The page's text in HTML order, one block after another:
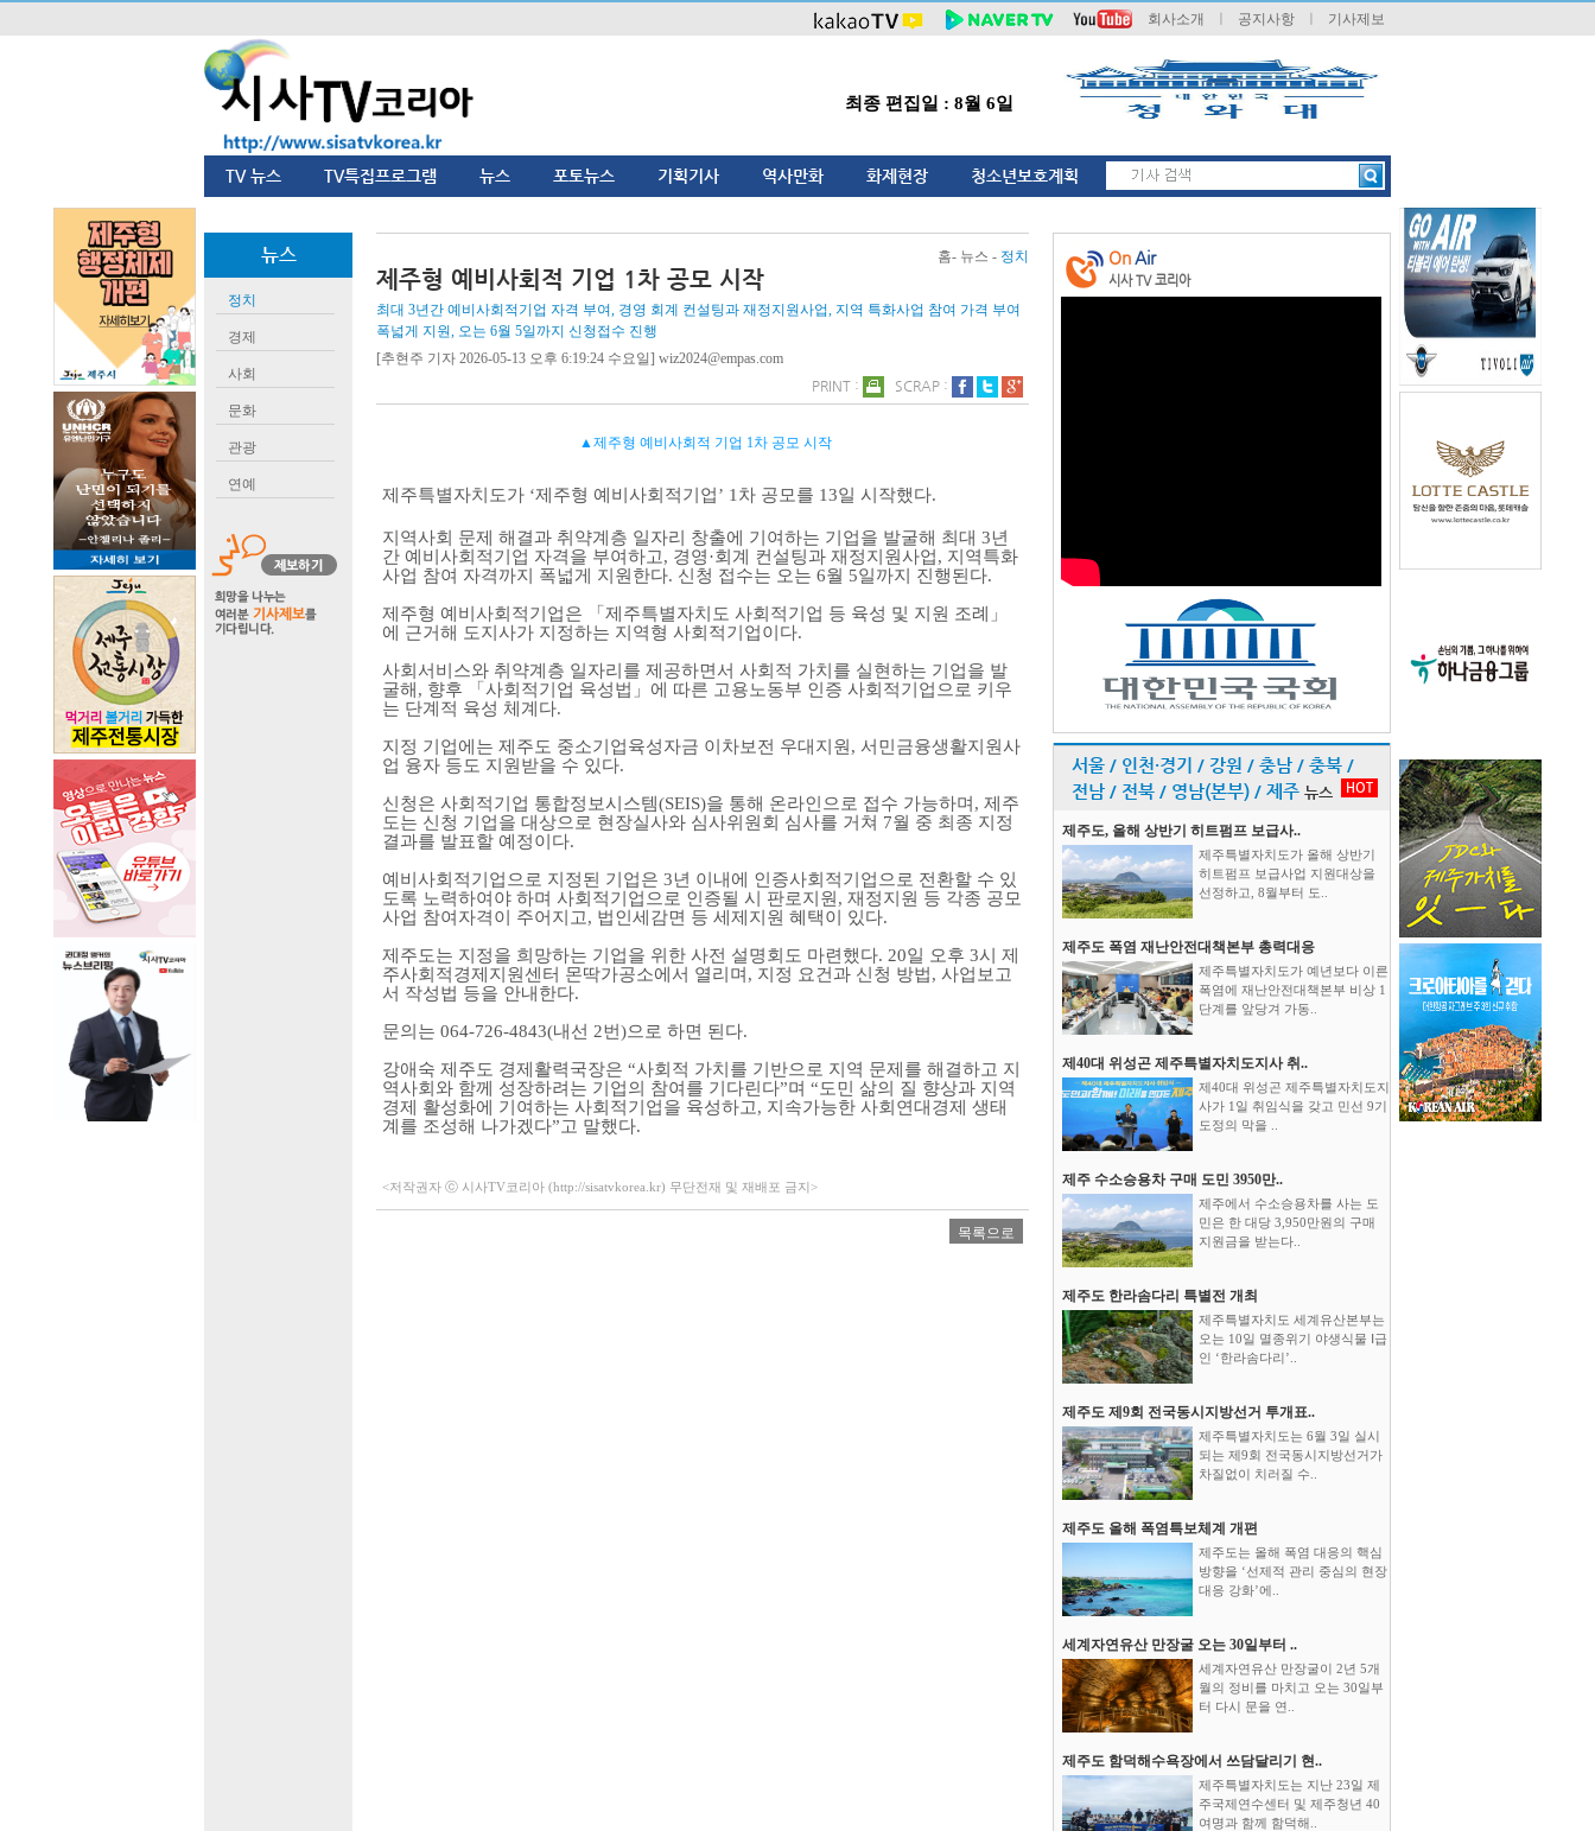
회사소개 공지사항 기사제보
최종 편집일 : 8월 6일
TV 뉴스 TV특집프로그램 뉴스 포토뉴스 기획기사 역사만화 화제현장 청소년보호계획
뉴스
정치
경제
사회
문화
관광
연예
홈- 뉴스 - 정치
제주형 예비사회적 기업 1차 공모 시작
최대 3년간 예비사회적기업 자격 부여, 경영 회계 컨설팅과 재정지원사업, 지역 특화사업 참여 가격 부여
폭넓게 지원, 오는 6월 5일까지 신청접수 진행
[추현주 기자 2026-05-13 오후 6:19:24 수요일] wiz2024@empas.com
PRINT :
SCRAP :
▲제주형 예비사회적 기업 1차 공모 시작
제주특별자치도가 ‘제주형 예비사회적기업’ 1 차 공모를 13일 시작했다.
지역사회 문제 해결과 취약계층 일자리 창출에 기여하는 기업을 발굴해 최대 3년
간 예비사회적기업 자격을 부여하고, 경영·회계 컨설팅과 재정지원사업, 지역특화
사업 참여 자격까지 폭넓게 지원한다. 신청 접수는 오는 6월 5일까지 진행된다.
제주형 예비사회적기업은
「 제주특별자치도 사회적기업 등 육성 및 지원 조례
」
에 근거해 도지사가 지정하는 지역형 사회적기업이다.
사회서비스와 취약계층 일자리를 제공하면서 사회적 가치를 실현하는 기업을 발
굴해 , 향후 「 사회적기업 육성법 」 에 따른 고용노동부 인증 사회적기업으로 키우
는 단계적 육성 체계다.
지정 기업에는 제주도 중소기업육성자금 이차보전 우대지원 , 서민금융생활지원사
업 융자 등도 지원받을 수 있다.
신청은 사회적기업 통합정보시스템(SEIS)을 통해 온라인으로 접수 가능하며 , 제주
도는 신청 기업을 대상으로 현장실사와 심사위원회 심사를 거쳐 7월 중 최종 지정
결과를 발표할 예정이다.
예비사회적기업으로 지정된 기업은 3년 이내에 인증사회적기업으로 전환할 수 있
도록 노력하여야 하며 사회적기업으로 인증될 시 판로지원 , 재정지원 등 각종 공모
사업 참여자격이 주어지고, 법인세감면 등 세제지원 혜택이 있다.
제주도는 지정을 희망하는 기업을 위한 사전 설명회도 마련했다. 20일 오후 3시 제
주사회적경제지원센터 몬딱가공소에서 열리며 , 지정 요건과 신청 방법, 사업보고
서 작성법 등을 안내한다.
문의는 064-726-4843(내선 2번)으로 하면 된다.
강애숙 제주도 경제활력국장은 “사회적 가치를 기반으로 지역 문제를 해결하고 지
역사회와 함께 성장하려는 기업의 참여를 기다린다”며 “도민 삶의 질 향상과 지역
경제 활성화에 기여하는 사회적기업을 육성하고, 지속가능한 사회연대경제 생태
계를 조성해 나가겠다”고 말했다.
<저작권자 ⓒ 시사TV코리아 (http://sisatvkorea.kr) 무단전재 및 재배포 금지>
목록으로
On Air
시사 TV 코리아
서울 / 인천·경기 / 강원 / 충남 / 충북 /
전남 / 전북 / 영남(본부) / 제주 뉴스 HOT
제주도, 올해 상반기 히트펌프 보급사..
제주특별자치도가 올해 상반기
히트펌프 보급사업 지원대상을
선정하고, 8월부터 도..
제주도 폭염 재난안전대책본부 총력대응
제주특별자치도가 예년보다 이른
폭염에 재난안전대책본부 비상 1
단계를 앞당겨 가동..
제40대 위성곤 제주특별자치도지사 취..
제40대 위성곤 제주특별자치도지
사가 1일 취임식을 갖고 민선 9기
도정의 막을 ..
제주 수소승용차 구매 도민 3950만..
제주에서 수소승용차를 사는 도
민은 한 대당 3,950만원의 구매
지원금을 받는다..
제주도 한라솜다리 특별전 개최
제주특별자치도 세계유산본부는
오는 10일 멸종위기 야생식물 Ⅰ급
인 ‘한라솜다리’..
제주도 제9회 전국동시지방선거 투개표..
제주특별자치도는 6월 3일 실시
되는 제9회 전국동시지방선거가
차질없이 치러질 수..
제주도 올해 폭염특보체계 개편
제주도는 올해 폭염 대응의 핵심
방향을 ‘선제적 관리 중심의 현장
대응 강화’에..
세계자연유산 만장굴 오는 30일부터 ..
세계자연유산 만장굴이 2년 5개
월의 정비를 마치고 오는 30일부
터 다시 문을 연..
제주도 함덕해수욕장에서 쓰담달리기 현..
제주특별자치도는 지난 23일 제
주국제연수센터 및 제주청년 40
여명과 함께 함덕해..